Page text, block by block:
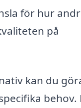
för hur
på
kan du
behov.